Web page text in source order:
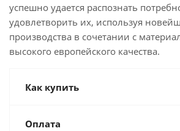
успешно удается распознать
удовлетворить их, используя
производства в сочетании с
высокого европейского качества.
Как купить
Оплата